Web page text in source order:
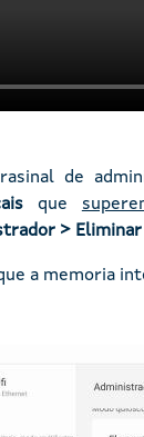
de
que
>
a memoria